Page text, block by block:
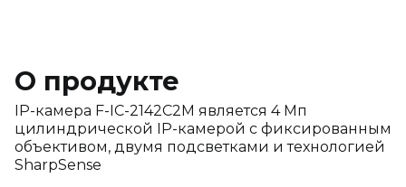
О продукте
IP-камера F-IC-2142C2M является 4 Мп
цилиндрической IP-камерой с фиксированным
объективом, двумя подсветками и технологией
SharpSense